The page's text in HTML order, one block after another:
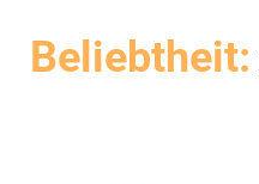
Beliebtheit: